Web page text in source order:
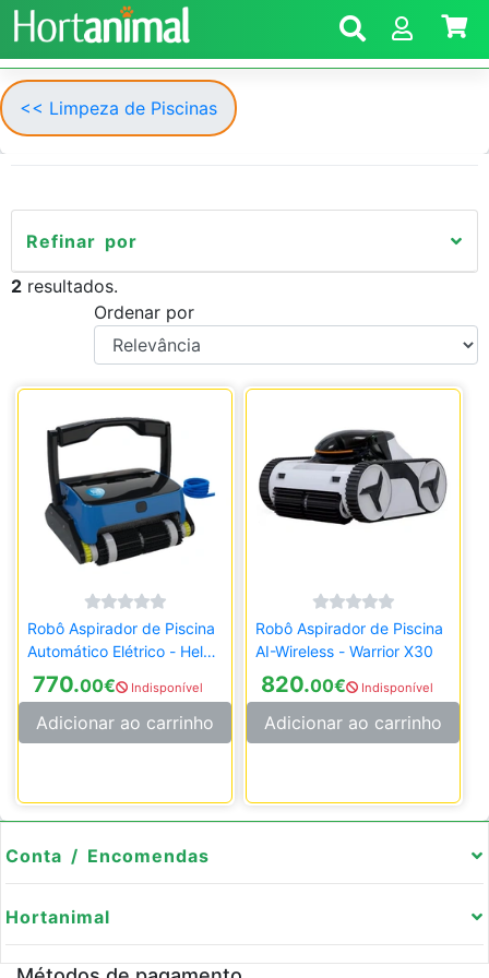
<< Limpeza de Piscinas
Refinar por
2 resultados.
Ordenar por
Robô Aspirador de Piscina
Automático Elétrico - Helen
2.0
770.00€ Indisponível
Adicionar ao carrinho
Robô Aspirador de Piscina
AI-Wireless - Warrior X30
820.00€ Indisponível
Adicionar ao carrinho
Conta / Encomendas
Hortanimal